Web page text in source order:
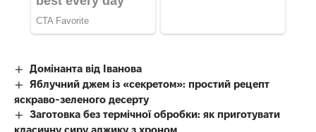
Домінанта від Іванова
Яблучний джем із «секретом»: простий рецепт
яскраво-зеленого десерту
Заготовка без термічної обробки: як приготувати